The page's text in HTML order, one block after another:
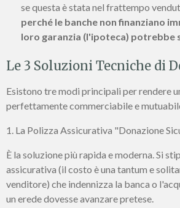
se questa è stata nel frattempo
perché le banche non finanziano
loro garanzia (l'ipoteca) potrebbe
Le 3 Soluzioni Tecniche di
Esistono tre modi principali per rendere
perfettamente commerciabile e
1. La Polizza Assicurativa "Donazione
È la soluzione più rapida e moderna. Si
assicurativa (il costo è una tantum e
venditore) che indennizza la banca o
un erede dovesse avanzare pretese.